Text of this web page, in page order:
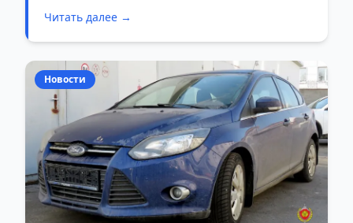
Читать далее →
Новости